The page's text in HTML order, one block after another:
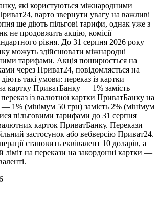
які користуються міжнародними
варто звернути увагу на важливі
ще діють пільгові тарифи, однак уже з
не продовжить акцію, комісії
рівня. До 31 серпня 2026 року
можуть здійснювати міжнародні
тарифами. Акція поширюється на
через Приват24, повідомляється на
такі умови: переказ із картки
картку ПриватБанку — 1% замість
із валютної картки ПриватБанку на
1% (мінімум 50 грн) замість 2% (мінімум
пільговими тарифами до 31 серпня
карток ПриватБанку. Перекази
застосунок або вебверсію Приват24.
становить еквівалент 10 доларів, а
ліміт на перекази на закордонні картки —